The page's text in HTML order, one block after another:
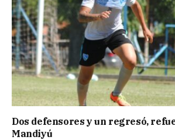
Dos defensores y un regresó,
Mandiyú